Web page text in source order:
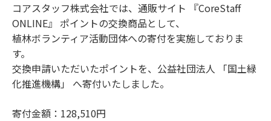
コアスタッフ株式会社では、通販サイト 『CoreStaff
ONLINE』 ポイントの交換商品として、
植林ボランティア活動団体への寄付を実施しておりま
す。
交換申請いただいたポイントを、公益社団法人 「国土緑
化推進機構」 へ寄付いたしました。
寄付金額：128,510円